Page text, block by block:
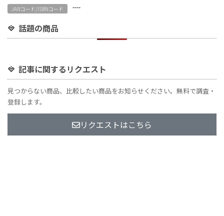
JANコード/ISBNコード ----
話題の商品
記事に関するリクエスト
見つからない商品、比較したい商品をお知らせください。無料で調査・
登録します。
リクエストはこちら